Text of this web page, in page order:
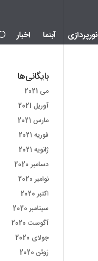
نورپردازی آبنما اخبار
بایگانی‌ها
می 2021
آوریل 2021
مارس 2021
فوریه 2021
ژانویه 2021
دسامبر 2020
نوامبر 2020
اکتبر 2020
سپتامبر 2020
آگوست 2020
جولای 2020
ژوئن 2020